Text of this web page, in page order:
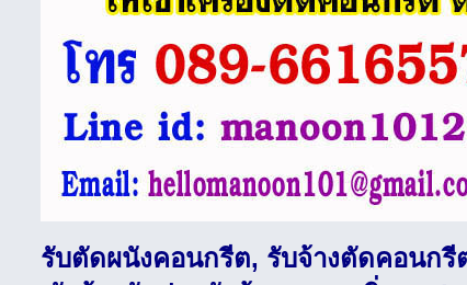
รับตัดผนังคอนกรีต, รับจ้างตัดคอนก